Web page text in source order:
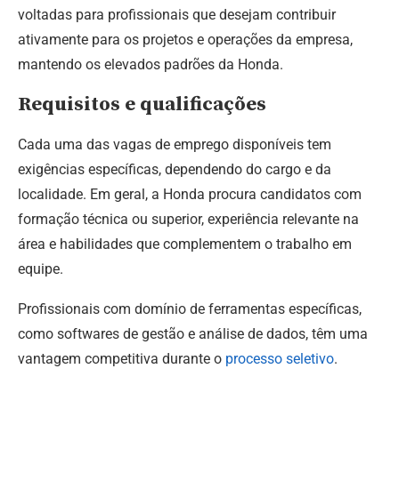
voltadas para profissionais que desejam contribuir
ativamente para os projetos e operações da empresa,
mantendo os elevados padrões da Honda.
Requisitos e qualificações
Cada uma das vagas de emprego disponíveis tem
exigências específicas, dependendo do cargo e da
localidade. Em geral, a Honda procura candidatos com
formação técnica ou superior, experiência relevante na
área e habilidades que complementem o trabalho em
equipe.
Profissionais com domínio de ferramentas específicas,
como softwares de gestão e análise de dados, têm uma
vantagem competitiva durante o processo seletivo.